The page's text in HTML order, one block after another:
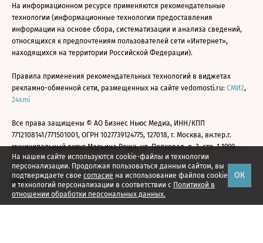
На нашем сайте используются cookie-файлы и технологии
персонализации. Продолжая пользоваться данным сайтом, вы
подтверждаете свое согласие на использование файлов cookie
и технологий персонализации в соответствии с Политикой в
отношении обработки персональных данных.
ОК
На информационном ресурсе применяются рекомендательные
технологии (информационные технологии предоставления
информации на основе сбора, систематизации и анализа сведений,
относящихся к предпочтениям пользователей сети «Интернет»,
находящихся на территории Российской Федерации).
Правила применения рекомендательных технологий в виджетах
рекламно-обменной сети, размещенных на сайте vedomosti.ru: СМИ2,
24smi
Все права защищены © АО Бизнес Ньюс Медиа, ИНН/КПП
7712108141/771501001, ОГРН 1027739124775, 127018, г. Москва, вн.тер.г.
муниципальный округ Марьина Роща, ул. Полковая, д. 3, стр. 1 1999—
2026